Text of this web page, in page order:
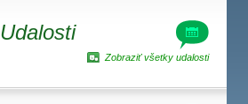
Udalosti
Zobraziť všetky udalosti